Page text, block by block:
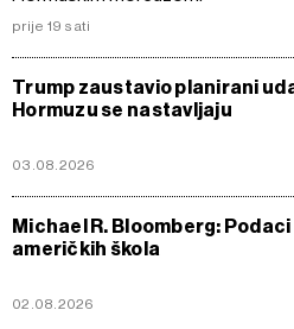
prije 19 sati
Trump zaustavio planirani
Hormuzu se nastavljaju
03.08.2026
Michael R. Bloomberg:
američkih škola
02.08.2026